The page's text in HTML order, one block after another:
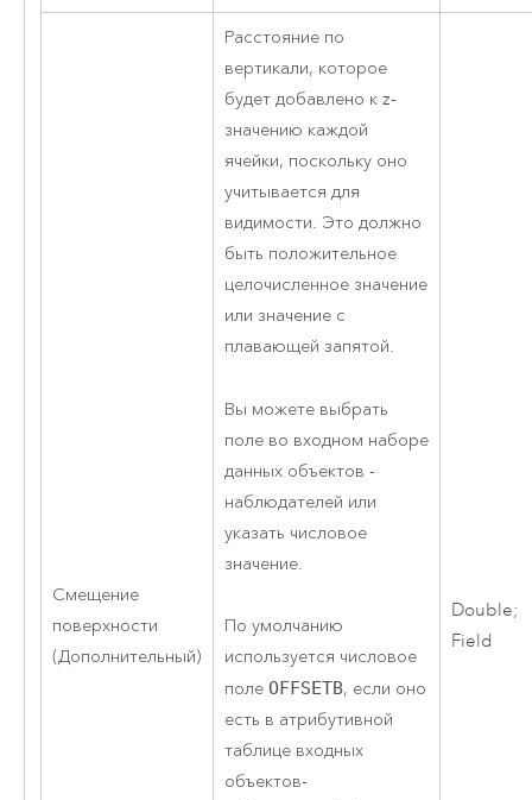
Смещение
поверхности
(Дополнительный)
Расстояние по
вертикали, которое
будет добавлено к z-
значению каждой
ячейки, поскольку оно
учитывается для
видимости. Это должно
быть положительное
целочисленное значение
или значение с
плавающей запятой.
Вы можете выбрать
поле во входном наборе
данных объектов -
наблюдателей или
указать числовое
значение.
По умолчанию
используется числовое
поле OFFSETB, если оно
есть в атрибутивной
таблице входных
объектов-
Double;
Field